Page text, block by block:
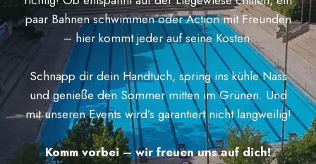
paar Bahnen schwimmen oder Action mit Freunden
– hier kommt jeder auf seine Kosten.
Schnapp dir dein Handtuch, spring ins kühle Nass
und genieße den Sommer mitten im Grünen. Und
mit unseren Events wird’s garantiert nicht langweilig!
Komm vorbei – wir freuen uns auf dich!